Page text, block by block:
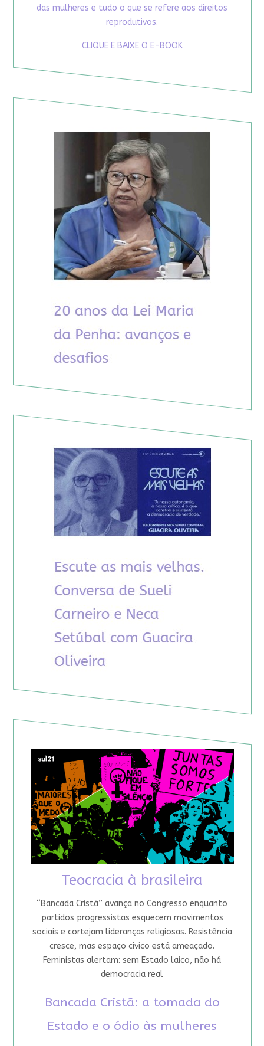
das mulheres e tudo o que se refere aos direitos
reprodutivos.
CLIQUE E BAIXE O E-BOOK
Teocracia à brasileira
“Bancada Cristã” avança no Congresso enquanto
partidos progressistas esquecem movimentos
sociais e cortejam lideranças religiosas. Resistência
cresce, mas espaço cívico está ameaçado.
Feministas alertam: sem Estado laico, não há
democracia real
Bancada Cristã: a tomada do
Estado e o ódio às mulheres